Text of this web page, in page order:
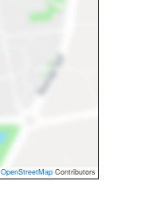
OpenStreetMap Contributors